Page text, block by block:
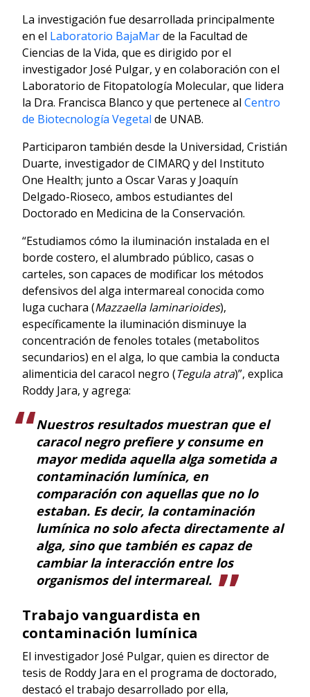
La investigación fue desarrollada principalmente
en el Laboratorio BajaMarde la Facultad de
Ciencias de la Vida, que es dirigido por el
investigador José Pulgar, y en colaboración con el
Laboratorio de Fitopatología Molecular, que lidera
la Dra. Francisca Blanco y que pertenece al Centro
de Biotecnología Vegetal de UNAB.
Participaron también desde la Universidad, Cristián
Duarte, investigador de CIMARQ y del Instituto
One Health; junto a Oscar Varas y Joaquín
Delgado-Rioseco, ambos estudiantes del
Doctorado en Medicina de la Conservación.
“Estudiamos cómo la iluminación instalada en el
borde costero, el alumbrado público, casas o
carteles, son capaces de modificar los métodos
defensivos del alga intermareal conocida como
luga cuchara (Mazzaella laminarioides),
específicamente la iluminación disminuye la
concentración de fenoles totales (metabolitos
secundarios) en el alga, lo que cambia la conducta
alimenticia del caracol negro (Tegula atra)”, explica
Roddy Jara, y agrega:
Nuestros resultados muestran que el
caracol negro prefiere y consume en
mayor medida aquella alga sometida a
contaminación lumínica, en
comparación con aquellas que no lo
estaban. Es decir, la contaminación
lumínica no solo afecta directamente al
alga, sino que también es capaz de
cambiar la interacción entre los
organismos del intermareal.
Trabajo vanguardista en
contaminación lumínica
El investigador José Pulgar, quien es director de
tesis de Roddy Jara en el programa de doctorado,
destacó el trabajo desarrollado por ella,